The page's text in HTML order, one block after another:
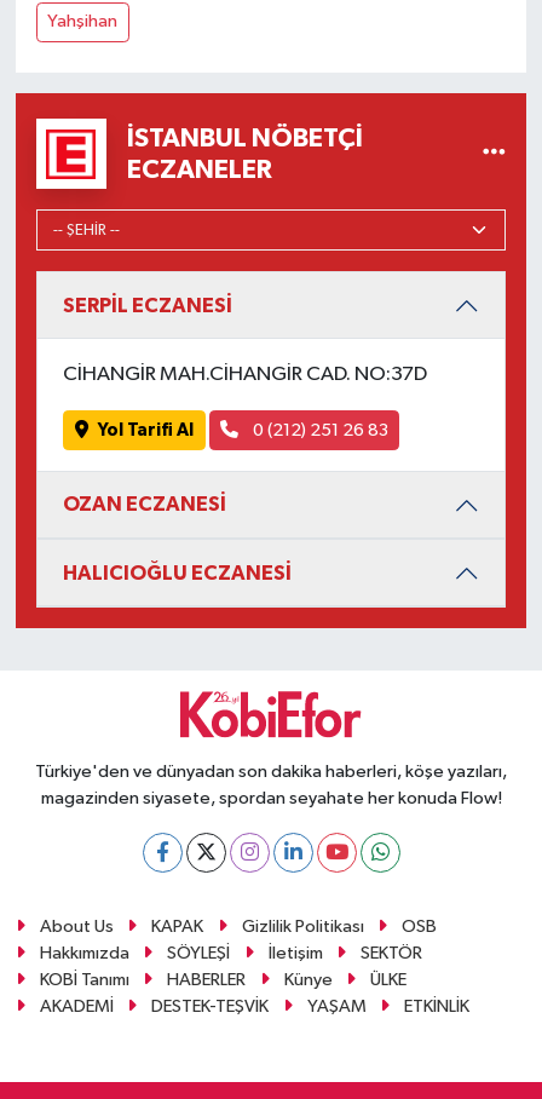
Yahşihan
İSTANBUL NÖBETÇI
ECZANELER
SERPİL ECZANESİ
CİHANGİR MAH.CİHANGİR CAD. NO:37D
Yol Tarifi Al 0 (212) 251 26 83
OZAN ECZANESİ
HALICIOĞLU ECZANESİ
Türkiye'den ve dünyadan son dakika haberleri, köşe yazıları,
magazinden siyasete, spordan seyahate her konuda Flow!
About Us KAPAK Gizlilik Politikası
OSB
Hakkımızda
SÖYLEŞİ İletişim
SEKTÖR
KOBİ Tanımı
HABERLER Künye
ÜLKE
AKADEMİ
DESTEK-TEŞVİK YAŞAM ETKİNLİK